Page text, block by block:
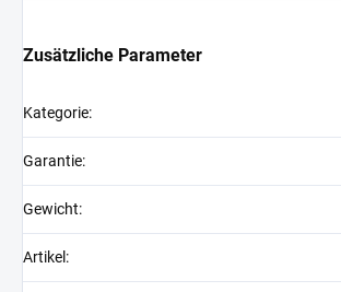
Zusätzliche Parameter
Kategorie:
Garantie:
Gewicht:
Artikel :